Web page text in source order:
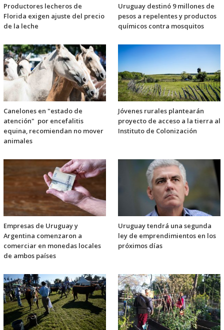
Productores lecheros de
Florida exigen ajuste del precio
de la leche
Uruguay destinó 9 millones de
pesos a repelentes y productos
químicos contra mosquitos
Canelones en "estado de
atención" por encefalitis
equina, recomiendan no mover
animales
Jóvenes rurales plantearán
proyecto de acceso a la tierra al
Instituto de Colonización
Empresas de Uruguay y
Argentina comenzaron a
comerciar en monedas locales
de ambos países
Uruguay tendrá una segunda
ley de emprendimientos en los
próximos días